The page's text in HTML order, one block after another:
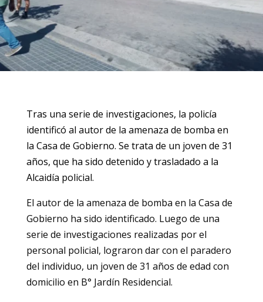
Tras una serie de investigaciones, la policía
identificó al autor de la amenaza de bomba en
la Casa de Gobierno. Se trata de un joven de 31
años, que ha sido detenido y trasladado a la
Alcaidía policial.
El autor de la amenaza de bomba en la Casa de
Gobierno ha sido identificado. Luego de una
serie de investigaciones realizadas por el
personal policial, lograron dar con el paradero
del individuo, un joven de 31 años de edad con
domicilio en B° Jardín Residencial.